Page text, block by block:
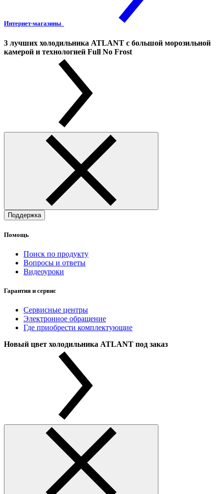
Интернет-магазины
3 лучших холодильника ATLANT с большой морозильной
камерой и технологией Full No Frost
Поддержка
Помощь
Поиск по продукту
Вопросы и ответы
Видеоуроки
Гарантия и сервис
Сервисные центры
Электронное обращение
Где приобрести комплектующие
Новый цвет холодильника ATLANT под заказ